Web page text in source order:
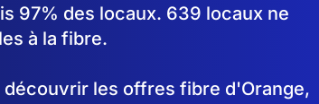
97% des locaux. 639 locaux ne
à la fibre.
les offres fibre d'Orange,